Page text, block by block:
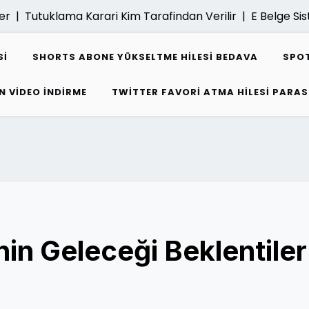
Karari Kim Tarafindan Verilir |E Belge
SHORTS ABONE YÜKSELTME HILESI BEDAVA
VIDEO INDIRME TWITTER FAVORI ATMA HILESI
Geleceği Beklentiler